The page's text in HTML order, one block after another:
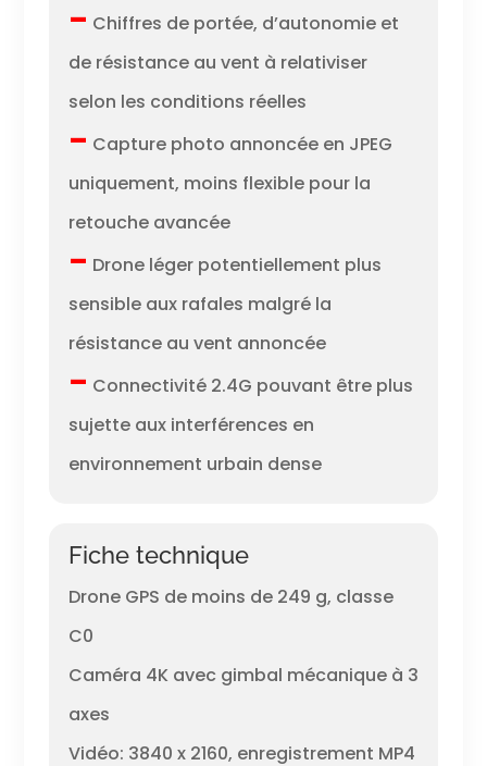
– Chiffres de portée, d’autonomie et
de résistance au vent à relativiser
selon les conditions réelles
– Capture photo annoncée en JPEG
uniquement, moins flexible pour la
retouche avancée
– Drone léger potentiellement plus
sensible aux rafales malgré la
résistance au vent annoncée
– Connectivité 2.4G pouvant être plus
sujette aux interférences en
environnement urbain dense
Fiche technique
Drone GPS de moins de 249 g, classe
C0
Caméra 4K avec gimbal mécanique à 3
axes
Vidéo: 3840 x 2160, enregistrement MP4